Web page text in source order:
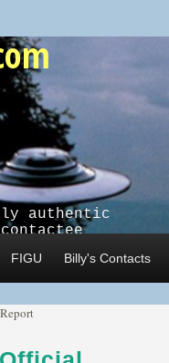
authentic
FIGU Billy's Contacts